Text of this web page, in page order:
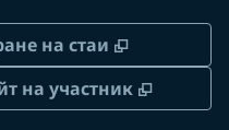
на стаи ,
на участник
,